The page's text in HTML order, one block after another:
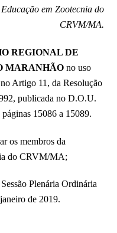
em Zootecnia do
CRVM/MA.
REGIONAL DE
MARANHÃO no uso
Artigo 11, da Resolução
publicada no D.O.U.
15086 a 15089.
os membros da
do CRVM/MA;
Plenária Ordinária
de 2019.